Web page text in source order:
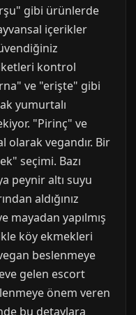
gibi ürünlerde
içerikler
kontrol
ve "erişte" gibi
yumurtalı
"Pirinç" ve
olarak vegandır. Bir
seçimi. Bazı
peynir altı suyu
aldığınız
mayadan yapılmış
köy ekmekleri
beslenmeye
gelen escort
önem veren
bu detaylara